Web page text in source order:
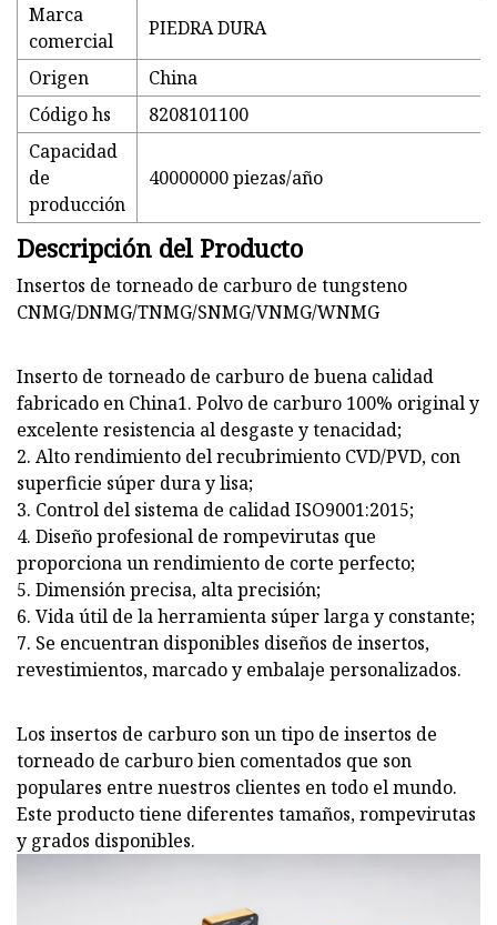
Marca
comercial
PIEDRA DURA
Origen
China
Código hs
8208101100
Capacidad
de
producción
40000000 piezas/año
Descripción del Producto
Insertos de torneado de carburo de tungsteno
CNMG/DNMG/TNMG/SNMG/VNMG/WNMG
Inserto de torneado de carburo de buena calidad
fabricado en China1. Polvo de carburo 100% original y
excelente resistencia al desgaste y tenacidad;
2. Alto rendimiento del recubrimiento CVD/PVD, con
superficie súper dura y lisa;
3. Control del sistema de calidad ISO9001:2015;
4. Diseño profesional de rompevirutas que
proporciona un rendimiento de corte perfecto;
5. Dimensión precisa, alta precisión;
6. Vida útil de la herramienta súper larga y constante;
7. Se encuentran disponibles diseños de insertos,
revestimientos, marcado y embalaje personalizados.
Los insertos de carburo son un tipo de insertos de
torneado de carburo bien comentados que son
populares entre nuestros clientes en todo el mundo.
Este producto tiene diferentes tamaños, rompevirutas
y grados disponibles.